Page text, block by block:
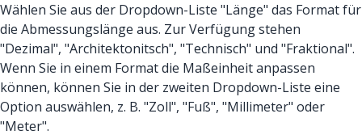
Wählen Sie aus der Dropdown-Liste "Länge" das Format für
die Abmessungslänge aus. Zur Verfügung stehen
"Dezimal", "Architektonitsch", "Technisch" und "Fraktional".
Wenn Sie in einem Format die Maßeinheit anpassen
können, können Sie in der zweiten Dropdown-Liste eine
Option auswählen, z. B. "Zoll", "Fuß", "Millimeter" oder
"Meter".